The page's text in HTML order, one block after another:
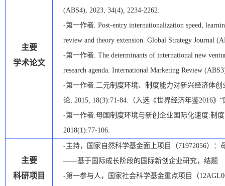
主要
学术论文
(ABS4), 2023, 34(4), 2234-2262.
-第一作者. Post-entry internationalization speed,
review and theory extension. Global Strategy Journal
-第一作者. The determinants of international new
research agenda. International Marketing Review
-第一作者.二元制度环境、制度能力对新兴经济体
论, 2015, 18(3):71-84. （入选《世界经济年鉴2016》 “
-第一作者.母国制度环境与新创企业国际化速度:制
2018(1):77-106.
主要
科研项目
-主持，国家自然科学基金面上项目（71972056）：
——基于国际成长阶段的国际新创企业研究，结题
-第一参与人，国家社会科学基金重点项目（